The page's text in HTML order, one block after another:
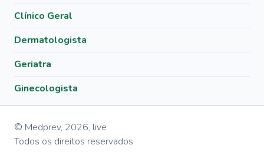
Clínico Geral
Dermatologista
Geriatra
Ginecologista
© Medprev, 2026, live
Todos os direitos reservados